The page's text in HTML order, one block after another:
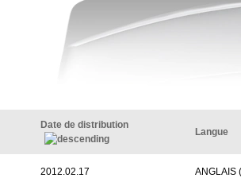
Date de distribution
Langue
2012.02.17 ANGLAIS